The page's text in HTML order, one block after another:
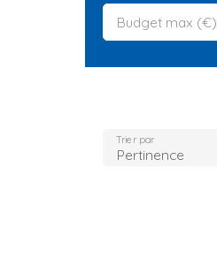
ESTIMATION VENDRE
Budget max (€)
Pertinence
Trier par